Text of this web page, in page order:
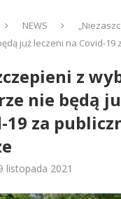
NEWS
już leczeni na Covid-
z
nie będą
19 za
listopada 2021